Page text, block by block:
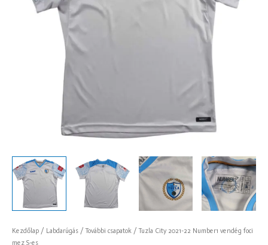
Kezdőlap / Labdarúgás /További csapatok / Tuzla City 2021-22 Number1 vendég foci
mez S-es